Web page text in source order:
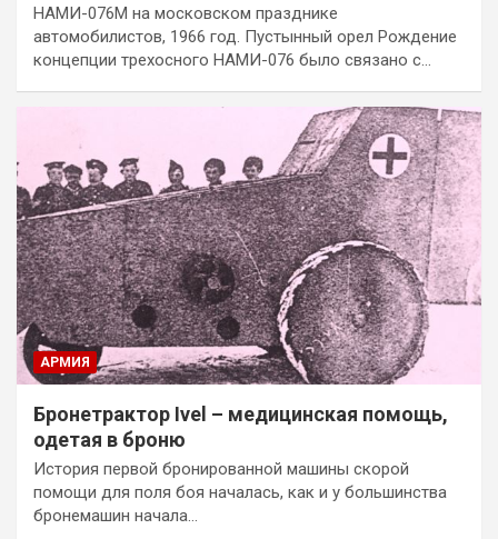
НАМИ-076М на московском празднике
автомобилистов, 1966 год. Пустынный орел Рождение
концепции трехосного НАМИ-076 было связано с…
АРМИЯ
Бронетрактор Ivel – медицинская помощь,
одетая в броню
История первой бронированной машины скорой
помощи для поля боя началась, как и у большинства
бронемашин начала…